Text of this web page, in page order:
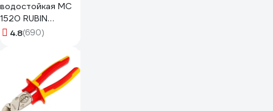
водостойкая МС
1520 RUBIN
литиево-
ВМПАВТО 1407
4.8(690)